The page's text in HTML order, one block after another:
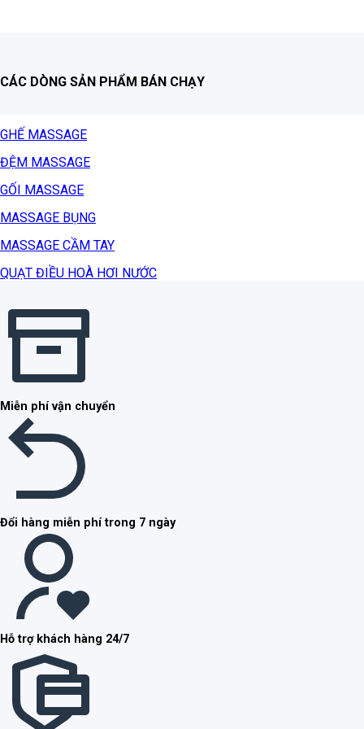
CÁC DÒNG SẢN PHẨM BÁN CHẠY
GHẾ MASSAGE
ĐỆM MASSAGE
GỐI MASSAGE
MASSAGE BỤNG
MASSAGE CẦM TAY
QUẠT ĐIỀU HOÀ HƠI NƯỚC
Miễn phí vận chuyển
Đổi hàng miễn phí trong 7 ngày
Hỗ trợ khách hàng 24/7